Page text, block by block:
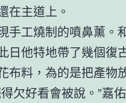
在主道上。
手工燒制的噴鼻薰。
日他特地帶了幾個復
布料，為的是把產物
欠好看會被說。”嘉